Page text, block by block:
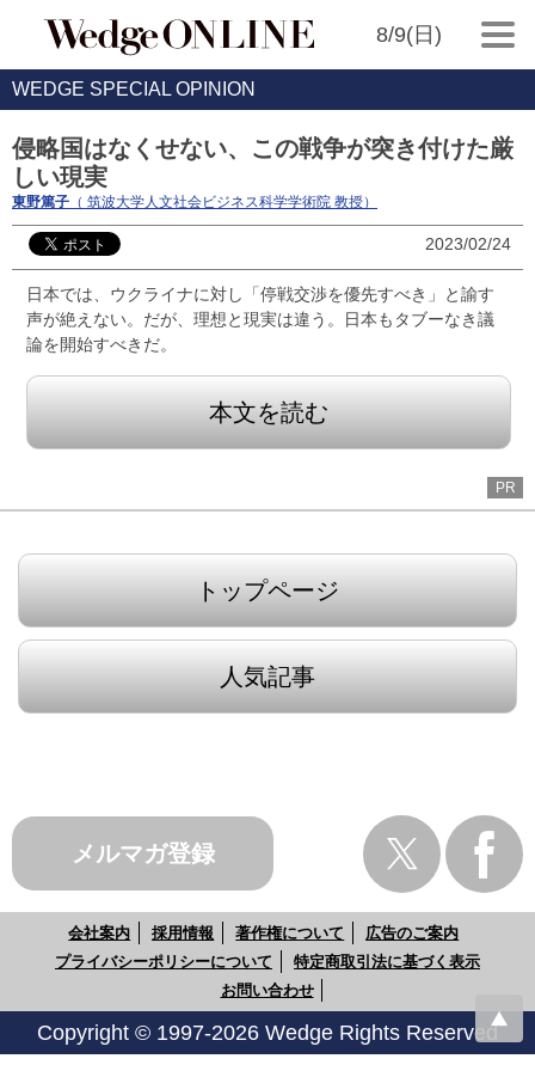
8/9(日)
WEDGE SPECIAL OPINION
侵略国はなくせない、この戦争が突き付けた厳
しい現実
東野篤子 （ 筑波大学人文社会ビジネス科学学術院 教授）
2023/02/24
日本では、ウクライナに対し「停戦交渉を優先すべき」と諭す
声が絶えない。だが、理想と現実は違う。日本もタブーなき議
論を開始すべきだ。
本文を読む
PR
トップページ
人気記事
メルマガ登録
会社案内 採用情報 著作権について
広告のご案内
プライバシーポリシーについて
特定商取引法に基づく表示
お問い合わせ
Copyright © 1997-2026 Wedge Rights Reserved